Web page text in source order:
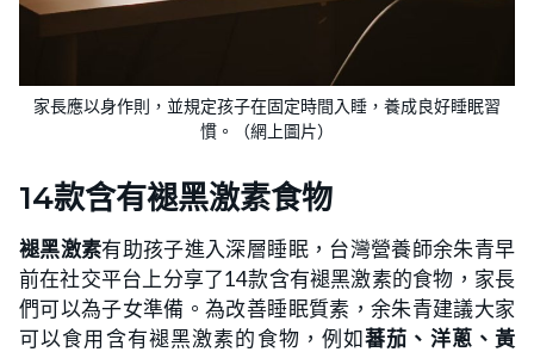
家長應以身作則，並規定孩子在固定時間入睡，養成良好睡眠習
慣。（網上圖片）
14款含有褪黑激素食物
褪黑激素有助孩子進入深層睡眠，台灣營養師余朱青早
前在社交平台上分享了14款含有褪黑激素的食物，家長
們可以為子女準備。為改善睡眠質素，余朱青建議大家
可以食用含有褪黑激素的食物，例如蕃茄、洋蔥、黃